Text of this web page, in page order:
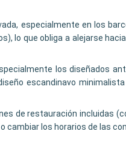
especialmente en los
lo que obliga a alejarse
los diseñados
escandinavo
de restauración incluidas
cambiar los horarios de las